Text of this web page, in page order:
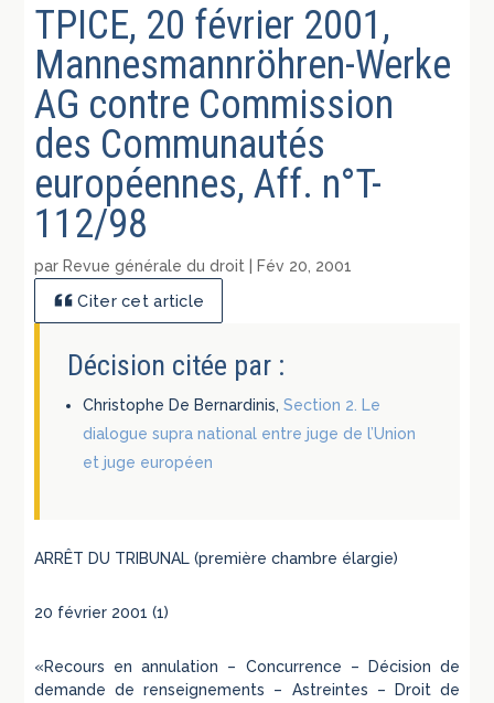
TPICE, 20 février 2001,
Mannesmannröhren-Werke
AG contre Commission
des Communautés
européennes, Aff. n°T-
112/98
par Revue générale du droit Fév 20, 2001
Citer cet article
Décision citée par :
Christophe De Bernardinis,Section 2. Le
dialogue supra national entre juge de l’Union
et juge européen
ARRÊT DU TRIBUNAL (première chambre élargie)
20 février 2001 (1)
«Recours en annulation – Concurrence – Décision de
demande de renseignements – Astreintes – Droit de